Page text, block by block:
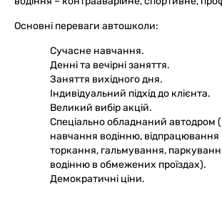
Основні переваги автошколи:
Сучасне навчання.
Денні та вечірні заняття.
Заняття вихідного дня.
Індивідуальний підхід до клієнта.
Великий вибір акцій.
Спеціально обладнаний автодром
навчання водінню, відпрацювання
торкання, гальмування,
водінню в обмежених проїздах).
Демократичні ціни.